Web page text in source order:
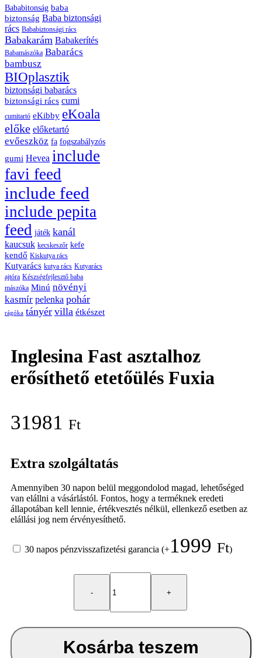
Bababitonság baba
biztonság Baba biztonsági
rács Bababiztonsági rács
Babakarám Babakerítés
Babamászóka Babarács
bambusz
BIOplasztik
biztonsági babarács
biztonsági rács cumi
cumitartó eKibby eKoala
előke előketartó
evőeszköz fa fogszabályzós
gumi Hevea include
favi feed
include feed
include pepita
feed játék kanál
kaucsuk kecskeszőr kefe
kendő Kiskutya rács
Kutyarács kutya rács Kutyarács
ajtóra Készségfejlesztő baba
mászóka Minú növényi
kasmír pelenka pohár
rágóka tányér villa étkészet
Inglesina Fast asztalhoz
erősíthető etetőülés Fuxia
31981 Ft
Extra szolgáltatás
Amennyiben 30 napon belül meggondolod magad, lehetőséged
van elállni a vásárlástól. Fontos, hogy a terméknek eredeti
állapotában kell lennie, értékvesztés nélkül, ellenkező esetben az
elállási jog nem érvényesíthető.
30 napos pénzvisszafizetési garancia (+1999 Ft)
Inglesina
erősíthető
Fuxia
mennyiség
Kosárba teszem